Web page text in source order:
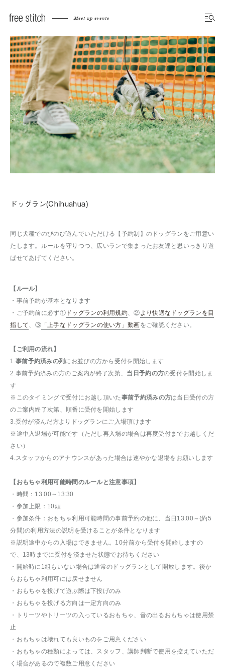
Meet up events
ドッグラン(Chihuahua)
同じ犬種でのびのび遊んでいただける【予約制】のドッグランをご用意い
たします。ルールを守りつつ、広いランで集まったお友達と思いっきり遊
ばせてあげてください。
【ルール】
・事前予約が基本となります
・ご予約前に必ず① ドッグランの利用規約 、② より快適なドッグランを目
指して 、③「上手なドッグランの使い方」動画をご確認ください。
【ご利用の流れ】
1. 事前予約済みの列 にお並びの方から受付を開始します
2.事前予約済みの方のご案内が終了次第、 当日予約の方の受付を開始しま
す
※このタイミングで受付にお越し頂いた事前予約済みの方は当日受付の方
のご案内終了次第、順番に受付を開始します
3.受付が済んだ方よりドッグランにご入場頂けます
※途中入退場が可能です（ただし再入場の場合は再度受付までお越しくだ
さい）
4.スタッフからのアナウンスがあった場合は速やかな退場をお願いします
【おもちゃ利用可能時間のルールと注意事項】
・時間：13:00～13:30
・参加上限：10頭
・参加条件：おもちゃ利用可能時間の事前予約の他に、当日13:00～(約5
分間)の利用方法の説明を受けることが条件となります
※説明途中からの入場はできません。10分前から受付を開始しますの
で、13時までに受付を済ませた状態でお待ちください
・開始時に1組もいない場合は通常のドッグランとして開放します。後か
らおもちゃ利用可には戻せません
・おもちゃを投げて遊ぶ際は下投げのみ
・おもちゃを投げる方向は一定方向のみ
・トリーツやトリーツの入っているおもちゃ、音の出るおもちゃは使用禁
止
・おもちゃは壊れても良いものをご用意ください
・おもちゃの種類によっては、スタッフ、講師判断で使用を控えていただ
く場合があるので複数ご用意ください